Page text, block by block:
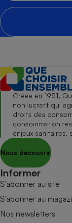
Créée en 1951,
non lucratif qui
droits des
consommation
enjeux sanitaires,
Nous découvrir
Informer
S’abonner au site
S’abonner au
Nos newsletters